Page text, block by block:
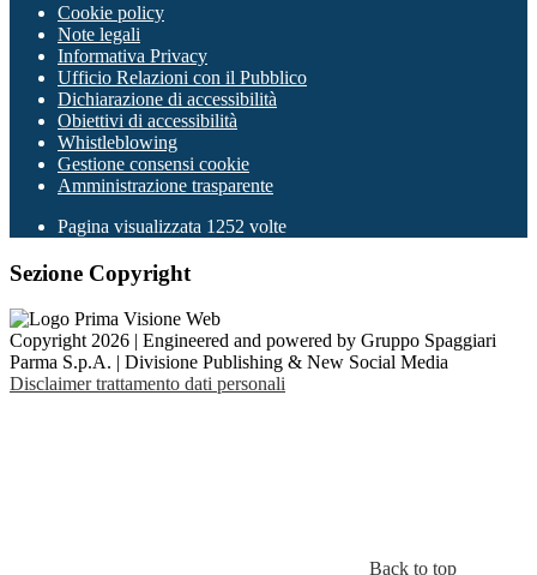
Cookie policy
Note legali
Informativa Privacy
Ufficio Relazioni con il Pubblico
Dichiarazione di accessibilità
Obiettivi di accessibilità
Whistleblowing
Gestione consensi cookie
Amministrazione trasparente
Pagina visualizzata 1252 volte
Sezione Copyright
Copyright 2026 | Engineered and powered by Gruppo Spaggiari
Parma S.p.A. | Divisione Publishing & New Social Media
Disclaimer trattamento dati personali
Back to top